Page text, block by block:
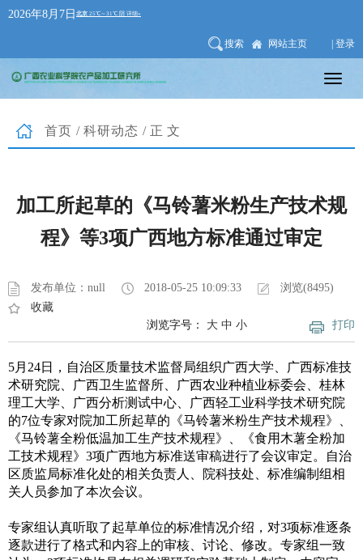
2026年8月7日
搜索 网站主页 | 登录
首页 / 科研动态 /正文
加工所起草的《马铃薯米粉生产技术规
程》等3项广西地方标准通过审定
发布单位：null 2018-05-25 10:09:33
浏览(8495)
收藏
打印
浏览字号： 大 中 小
5月24日，自治区质量技术监督局组织广西大学、广西标准技
术研究院、广西卫生监督所、广西农业种植业标委会、桂林
理工大学、广西分析测试中心、广西轻工业科学技术研究院
的7位专家对院加工所起草的《马铃薯米粉生产技术规程》、
《马铃薯全粉低温加工生产技术规程》、《食用木薯全粉加
工技术规程》3项广西地方标准送审稿进行了会议审定。自治
区质监局标准化处的相关负责人、院科技处、标准编制组相
关人员参加了本次会议。
专家组认真听取了起草单位的标准情况介绍，对3项标准逐条
逐款进行了格式和内容上的审核、讨论、修改。专家组一致